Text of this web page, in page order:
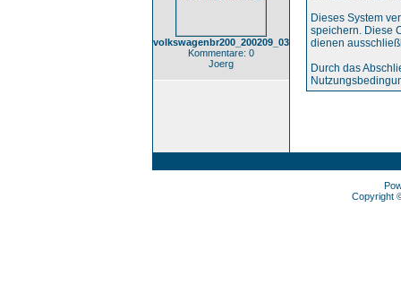
volkswagenbr200_200209_03
Kommentare: 0
Joerg
Dieses System
speichern. Diese
dienen
Durch das
Copyright